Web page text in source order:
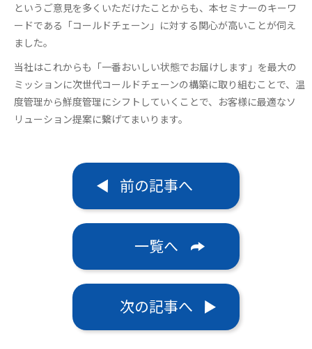
というご意見を多くいただけたことからも、本セミナーのキーワ
ードである「コールドチェーン」に対する関心が高いことが伺え
ました。
当社はこれからも「一番おいしい状態でお届けします」を最大の
ミッションに次世代コールドチェーンの構築に取り組むことで、温
度管理から鮮度管理にシフトしていくことで、お客様に最適なソ
リューション提案に繋げてまいります。
前の記事へ
一覧へ
次の記事へ